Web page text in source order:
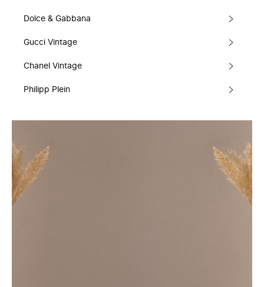
Dolce & Gabbana
Gucci Vintage
Chanel Vintage
Philipp Plein